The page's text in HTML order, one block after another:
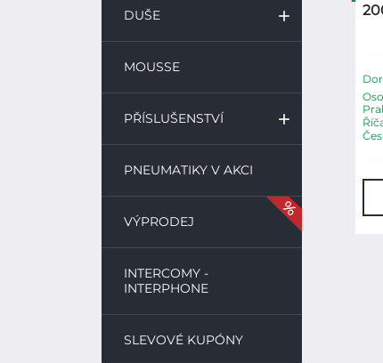
DUŠE
MOUSSE
PŘÍSLUŠENSTVÍ
PNEUMATIKY V AKCI
VÝPRODEJ
INTERCOMY -
INTERPHONE
SLEVOVÉ KUPÓNY